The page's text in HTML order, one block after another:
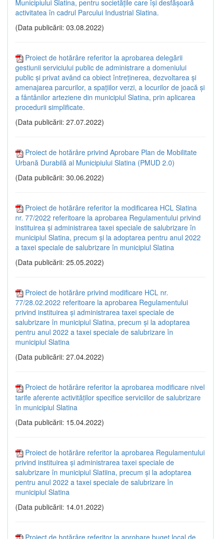
Municipiului Slatina, pentru societăţile care își desfăşoară
activitatea în cadrul Parcului Industrial Slatina.
(Data publicării: 03.08.2022)
Proiect de hotărâre referitor la aprobarea delegării
gestiunii serviciului public de administrare a domeniului
public și privat având ca obiect întreţinerea, dezvoltarea și
amenajarea parcurilor, a spaţiilor verzi, a locurilor de joacă şi
a fântânilor arteziene din municipiul Slatina, prin aplicarea
procedurii simplificate.
(Data publicării: 27.07.2022)
Proiect de hotărâre privind Aprobare Plan de Mobilitate
Urbană Durabilă al Municipiului Slatina (PMUD 2.0)
(Data publicării: 30.06.2022)
Proiect de hotărâre referitor la modificarea HCL Slatina
nr. 77/2022 referitoare la aprobarea Regulamentului privind
instituirea și administrarea taxei speciale de salubrizare în
municipiul Slatina, precum și la adoptarea pentru anul 2022
a taxei speciale de salubrizare în municipiul Slatina
(Data publicării: 25.05.2022)
Proiect de hotărâre privind modificare HCL nr.
77/28.02.2022 referitoare la aprobarea Regulamentului
privind instituirea și administrarea taxei speciale de
salubrizare în municipiul Slatina, precum și la adoptarea
pentru anul 2022 a taxei speciale de salubrizare în
municipiul Slatina
(Data publicării: 27.04.2022)
Proiect de hotărâre referitor la aprobarea modificare nivel
tarife aferente activităților specifice serviciilor de salubrizare
în municipiul Slatina
(Data publicării: 15.04.2022)
Proiect de hotărâre referitor la aprobarea Regulamentului
privind instituirea și administrarea taxei speciale de
salubrizare în municipiul Slatiina, precum și la adoptarea
pentru anul 2022 a taxei speciale de salubrizare în
municipiul Slatina
(Data publicării: 14.01.2022)
Proiect de hotărâre referitor la aprobare buget local de